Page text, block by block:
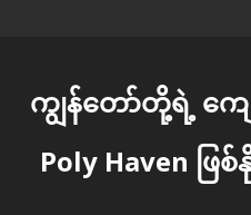
ကျွန်တော်တို့ရဲ့ ကျေး
Poly Haven ဖ